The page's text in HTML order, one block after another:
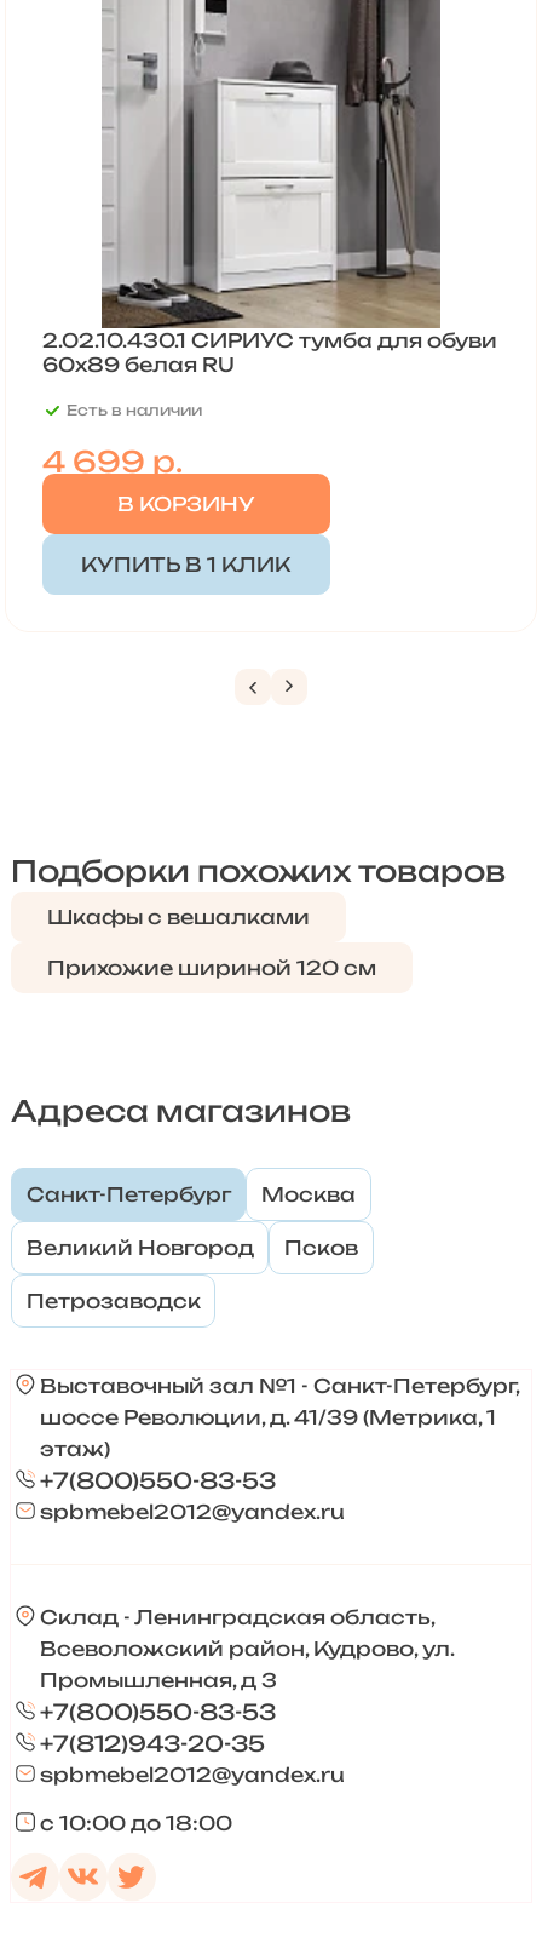
2.02.10.430.1 СИРИУС тумба для обуви
60х89 белая RU
Есть в наличии
4 699 р.
В КОРЗИНУ
КУПИТЬ В 1 КЛИК
Подборки похожих товаров
Шкафы с вешалками
Прихожие шириной 120 см
Адреса магазинов
Санкт-Петербург Москва
Великий Новгород Псков
Петрозаводск
Выставочный зал №1 - Санкт-Петербург,
шоссе Революции, д. 41/39 (Метрика, 1
этаж)
+7(800)550-83-53
spbmebel2012@yandex.ru
Склад - Ленинградская область,
Всеволожский район, Кудрово, ул.
Промышленная, д 3
+7(800)550-83-53
+7(812)943-20-35
spbmebel2012@yandex.ru
с 10:00 до 18:00